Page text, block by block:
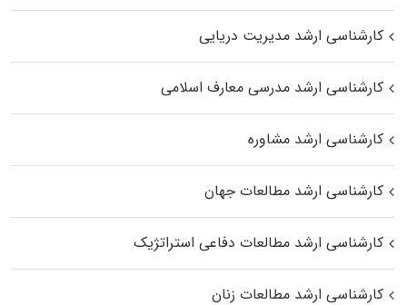
کارشناسی ارشد مدیریت دریایی
کارشناسی ارشد مدرسی معارف اسلامی
کارشناسی ارشد مشاوره
کارشناسی ارشد مطالعات جهان
کارشناسی ارشد مطالعات دفاعی استراتژیک
کارشناسی ارشد مطالعات زنان